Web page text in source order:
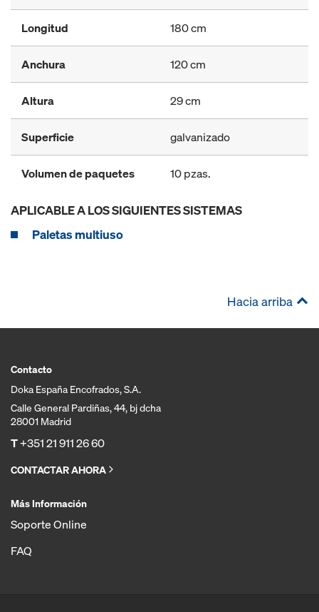
Longitud 180 cm
Anchura 120 cm
Altura 29 cm
Superficie galvanizado
Volumen de paquetes 10 pzas.
APLICABLE A LOS SIGUIENTES SISTEMAS
Paletas multiuso
Hacia arriba
Contacto
Doka España Encofrados, S.A.
Calle General Pardiñas, 44, bj dcha
28001 Madrid
T+351 21 911 26 60
CONTACTAR AHORA
Más Información
Soporte Online
FAQ